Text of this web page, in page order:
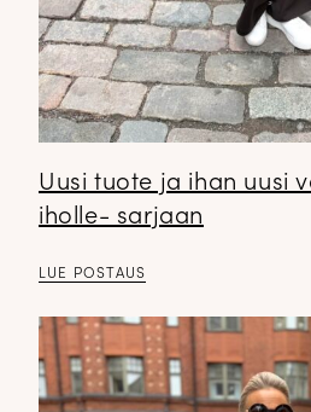
Uusi tuote ja ihan uusi
iholle- sarjaan
LUE POSTAUS